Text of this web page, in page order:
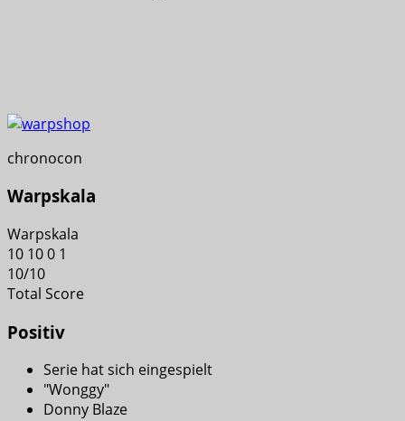
chronocon
Warpskala
Warpskala
10 100 1
10/10
Total Score
Positiv
Serie hat sich eingespielt
"Wonggy"
Donny Blaze